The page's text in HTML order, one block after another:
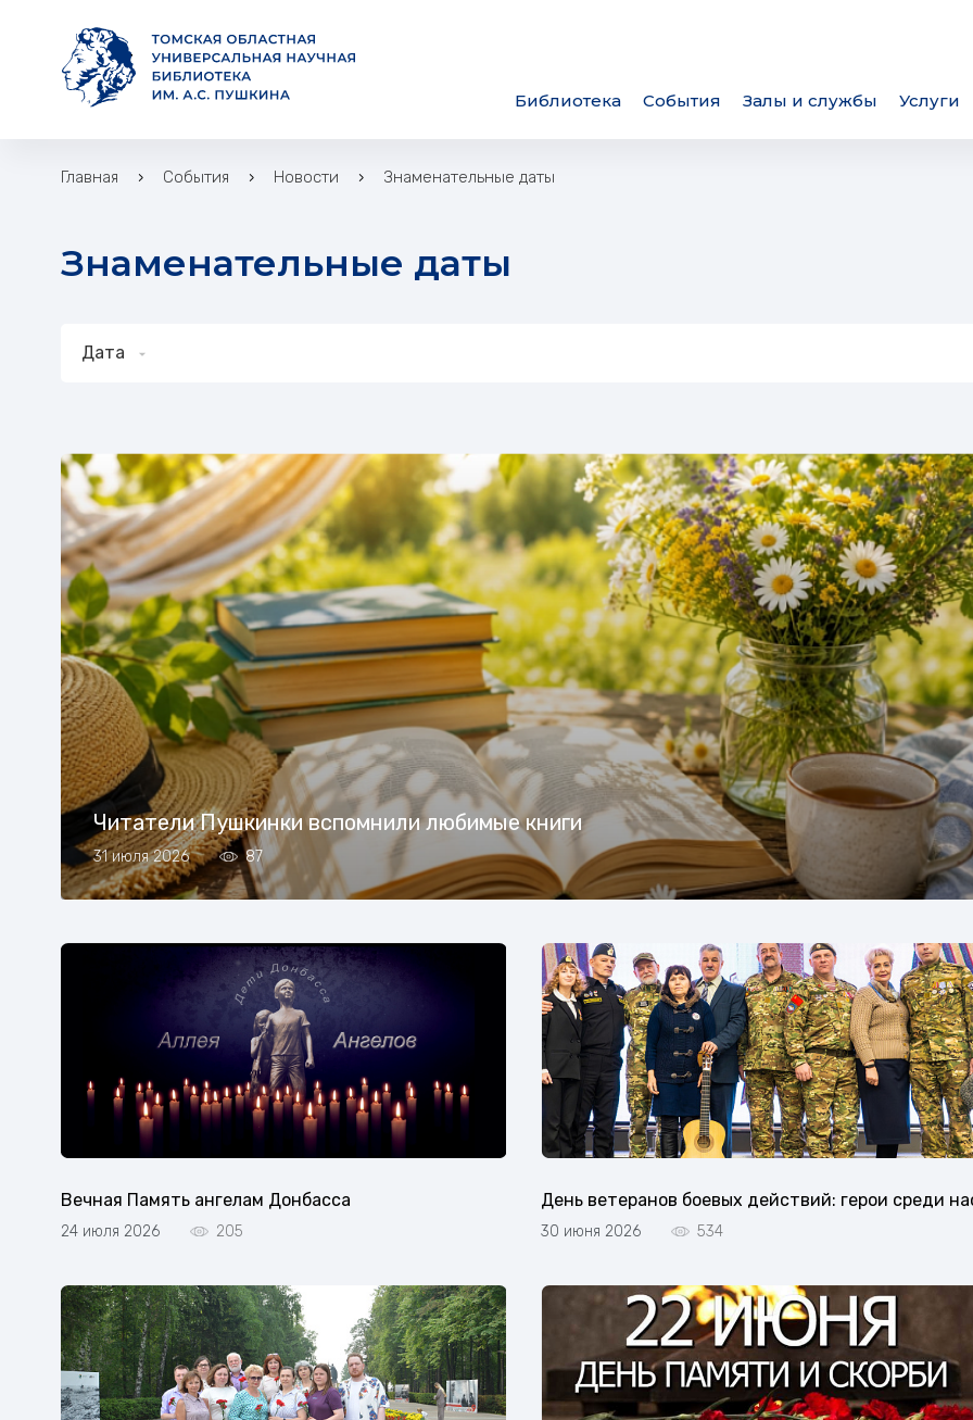
Библиотека События Залы и службы Услуги
Главная События Новости Знаменательные даты
Знаменательные даты
Дата
Знаменательные даты
Читатели Пушкинки вспомнили любимые книги
31 июля 2026 87
Вечная Память ангелам Донбасса
24 июля 2026 205
День ветеранов боевых действий: герои среди
30 июня 2026 534